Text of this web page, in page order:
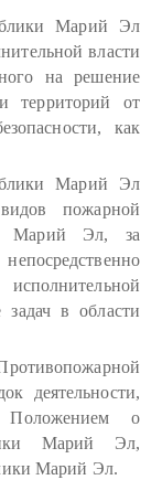
Марий Эл
власти
на решение
территорий от
как
Марий Эл
пожарной
Марий Эл, за
в области
деятельности,
Положением о
Марий Эл,
Марий Эл.